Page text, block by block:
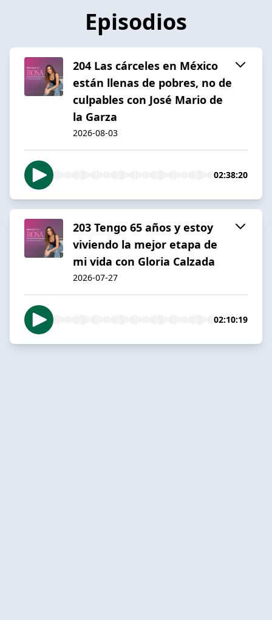
Episodios
204 Las cárceles en México
están llenas de pobres, no de
culpables con José Mario de
la Garza
2026-08-03
02:38:20
203 Tengo 65 años y estoy
viviendo la mejor etapa de
mi vida con Gloria Calzada
2026-07-27
02:10:19